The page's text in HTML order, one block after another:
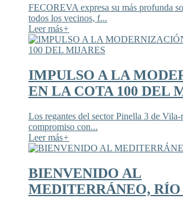
FECOREVA expresa su más profunda
todos los vecinos, f...
Leer más+
IMPULSO A LA
EN LA COTA 100 DEL
Los regantes del sector Pinella 3 de Vila-
compromiso con...
Leer más+
BIENVENIDO AL
MEDITERRÁNEO,